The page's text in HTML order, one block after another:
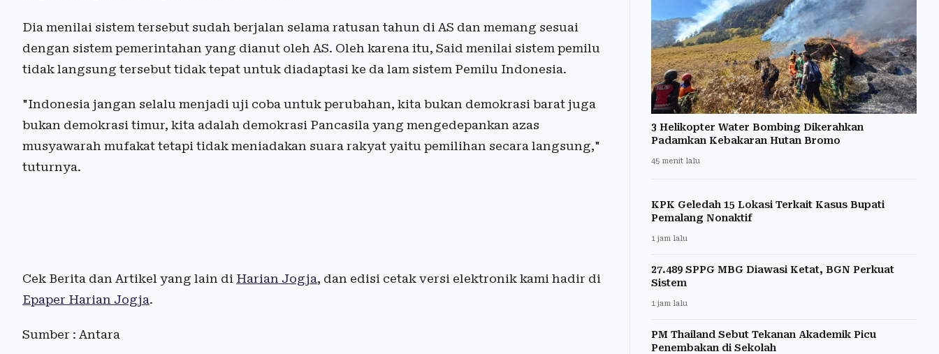
Dia menilai sistem tersebut sudah berjalan selama ratusan tahun di AS dan memang sesuai
dengan sistem pemerintahan yang dianut oleh AS. Oleh karena itu, Said menilai sistem pemilu
tidak langsung tersebut tidak tepat untuk diadaptasi ke da lam sistem Pemilu Indonesia.
"Indonesia jangan selalu menjadi uji coba untuk perubahan, kita bukan demokrasi barat juga
bukan demokrasi timur, kita adalah demokrasi Pancasila yang mengedepankan azas
musyawarah mufakat tetapi tidak meniadakan suara rakyat yaitu pemilihan secara langsung,"
tuturnya.
Cek Berita dan Artikel yang lain di Harian Jogja, dan edisi cetak versi elektronik kami hadir di
Epaper Harian Jogja.
Sumber : Antara
3 Helikopter Water Bombing Dikerahkan
Padamkan Kebakaran Hutan Bromo
45 menit lalu
KPK Geledah 15 Lokasi Terkait Kasus Bupati
Pemalang Nonaktif
1 jam lalu
27.489 SPPG MBG Diawasi Ketat, BGN Perkuat
Sistem
1 jam lalu
PM Thailand Sebut Tekanan Akademik Picu
Penembakan di Sekolah